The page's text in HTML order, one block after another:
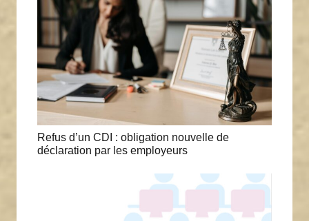
Refus d’un CDI : obligation nouvelle de
déclaration par les employeurs